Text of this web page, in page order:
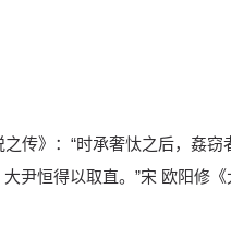
之传》：“时承奢忲之后，姦
尹恒得以取直。”宋 欧阳修